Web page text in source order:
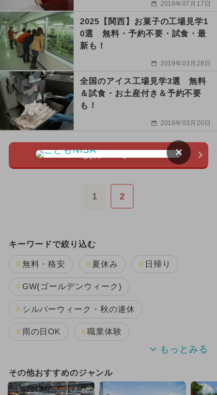
2019年07月17日
2025【関西】お菓子の工場見学1
0選 無料・予約不要・試食・最
新も！
2019年03月28日
全国のアイス工場見学3選 無料
＆試食・お土産付き＆予約不要
も！
2019年03月20日
次のページ
1 2
キーワードで絞り込む
無料・格安 夏休み 日帰り
GW(ゴールデンウィーク)
シルバーウィーク・秋の連休
雨の日OK 職業体験
夏休み（格安）
自由研究 夏休み（涼しい）
その他おすすめのジャンル
×